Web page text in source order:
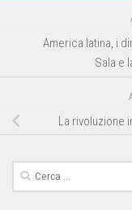
America latina, i
Sala e
La rivoluzione